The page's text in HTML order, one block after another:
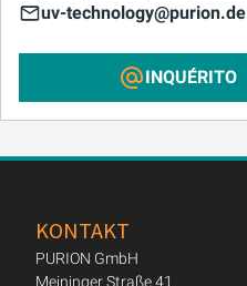
uv-technology@purion.de
INQUÉRITO
KONTAKT
PURION GmbH
Meininger Straße 41